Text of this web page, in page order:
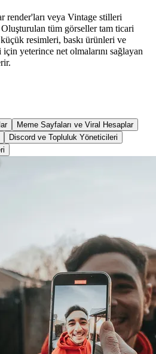
veya Vintage stilleri
Oluşturulan tüm görseller tam ticari
resimleri, baskı ürünleri ve
yeterince net olmalarını sağlayan
Meme Sayfaları ve Viral Hesaplar
Discord ve Topluluk Yöneticileri